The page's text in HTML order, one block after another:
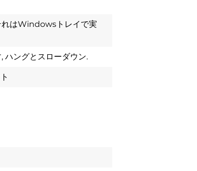
れはWindowsトレイで実
ハングとスローダウン.